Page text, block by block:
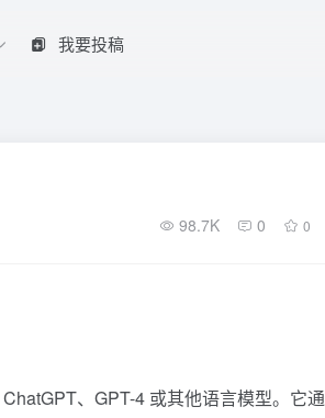
我要投稿
98.7K 0 0
、GPT-4 或其他语言模型。它通